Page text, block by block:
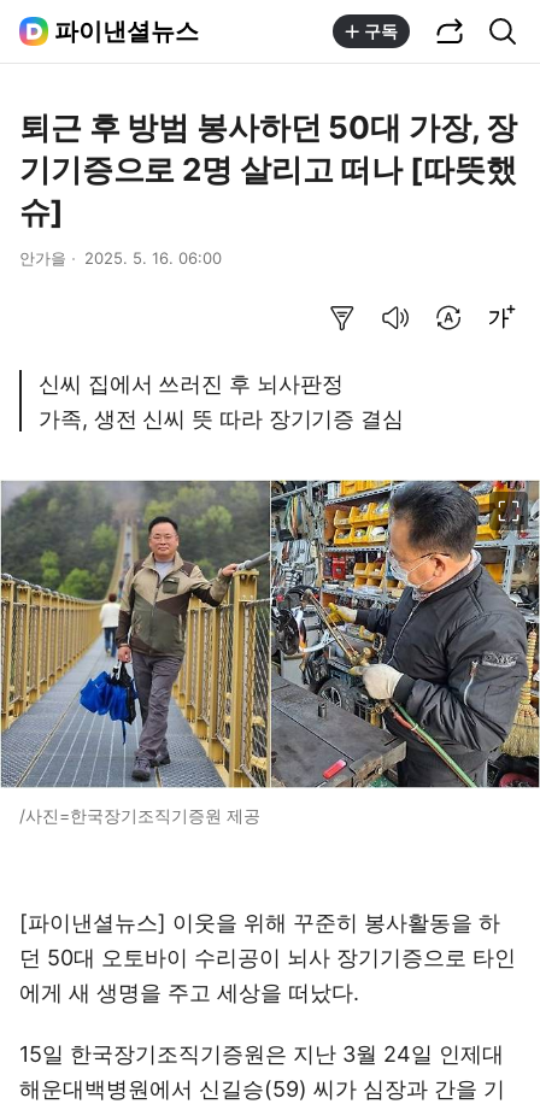
파이낸셜뉴스 구독
퇴근 후 방범 봉사하던 50대 가장, 장
기기증으로 2명 살리고 떠나 [따뜻했
슈]
안가을 2025. 5. 16. 06:00
신씨 집에서 쓰러진 후 뇌사판정
가족, 생전 신씨 뜻 따라 장기기증 결심
/사진=한국장기조직기증원 제공
[파이낸셜뉴스] 이웃을 위해 꾸준히 봉사활동을 하
던 50대 오토바이 수리공이 뇌사 장기기증으로 타인
에게 새 생명을 주고 세상을 떠났다.
15일 한국장기조직기증원은 지난 3월 24일 인제대
해운대백병원에서 신길승(59) 씨가 심장과 간을 기